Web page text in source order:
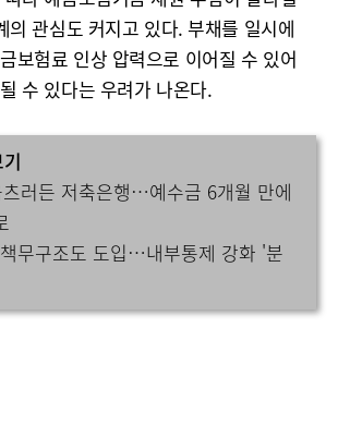
의 관심도 커지고 있다. 부채를 일시에
보험료 인상 압력으로 이어질 수 있어
수 있다는 우려가 나온다.
러든 저축은행…예수금 6개월 만에
무구조도 도입…내부통제 강화 '분